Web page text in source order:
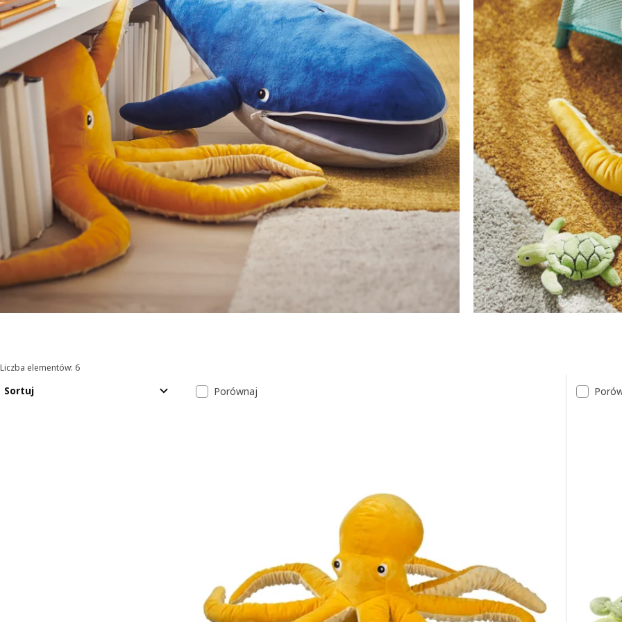
Sortowanie i filtrowanie
Liczba elementów: 6
Sortuj Lista wyników
Porównaj